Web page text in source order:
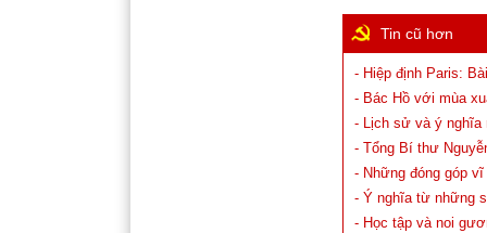
Tin cũ hơn
- Hiệp định Paris:
- Bác Hồ với mùa
- Lịch sử và ý nghĩa
- Tổng Bí thư
- Những đóng góp
- Ý nghĩa từ những
- Học tập và noi